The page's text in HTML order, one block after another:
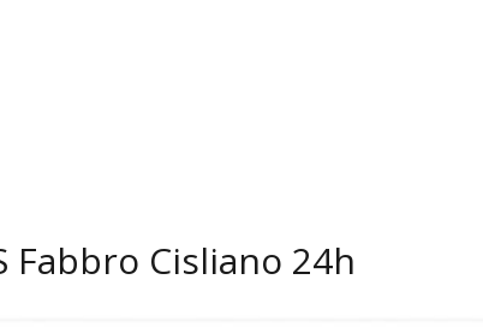
Fabbro Cisliano 24h